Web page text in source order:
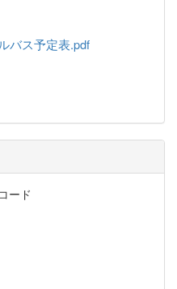
バス予定表.pdf
ード